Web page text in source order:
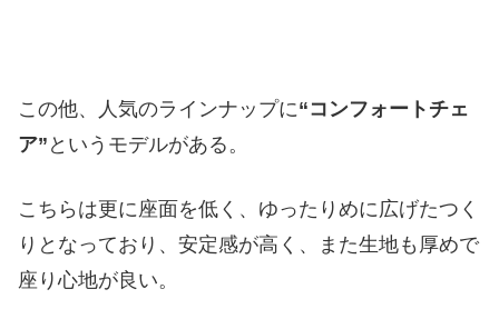
この他、人気のラインナップに“コンフォートチェ
ア” というモデルがある。
こちらは更に座面を低く、ゆったりめに広げたつく
りとなっており、安定感が高く、また生地も厚めで
座り心地が良い。